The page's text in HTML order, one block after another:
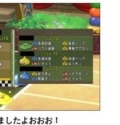
したよおおお！